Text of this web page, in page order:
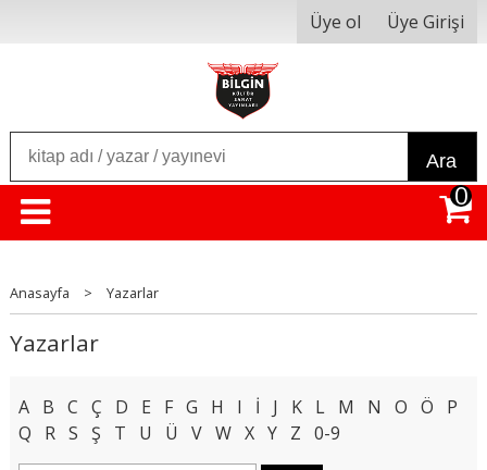
Üye ol Üye Girişi
Ara
0
Anasayfa > Yazarlar
Yazarlar
A B C Ç D E F G H I İ J K L M N O Ö
P
Q
R S Ş T U Ü V W X Y Z 0-9